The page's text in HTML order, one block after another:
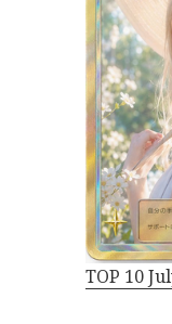
TOP 10